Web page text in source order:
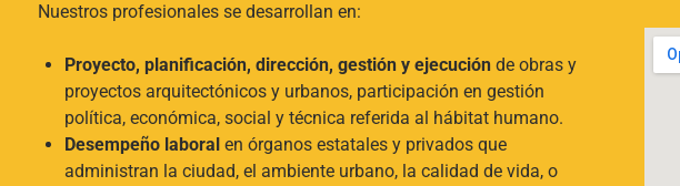
Nuestros profesionales se desarrollan en:
Proyecto, planificación, dirección, gestión y ejecución de obras y
proyectos arquitectónicos y urbanos, participación en gestión
política, económica, social y técnica referida al hábitat humano.
Desempeño laboral en órganos estatales y privados que
administran la ciudad, el ambiente urbano, la calidad de vida, o